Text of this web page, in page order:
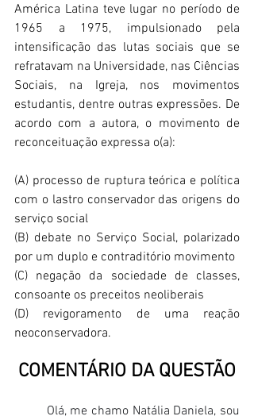
América Latina teve lugar no período de
1965 a 1975, impulsionado pela
intensificação das lutas sociais que se
refratavam na Universidade, nas Ciências
Sociais, na Igreja, nos movimentos
estudantis, dentre outras expressões. De
acordo com a autora, o movimento de
reconceituação expressa o(a):
(A) processo de ruptura teórica e política
com o lastro conservador das origens do
serviço social
(B) debate no Serviço Social, polarizado
por um duplo e contraditório movimento
(C) negação da sociedade de classes,
consoante os preceitos neoliberais
(D) revigoramento de uma reação
neoconservadora.
COMENTÁRIO DA QUESTÃO